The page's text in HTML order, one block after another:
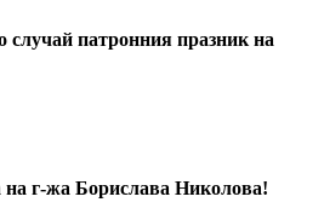
случай патронния празник на
на г-жа Борислава Николова!